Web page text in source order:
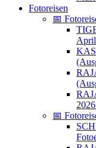
Fotoreisen
📅
📅